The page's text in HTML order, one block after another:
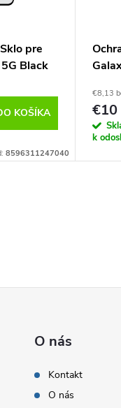
pre
Black
KOŠÍKA
8596311247040
€8,13
€10
k
O nás
Kontakt
O nás